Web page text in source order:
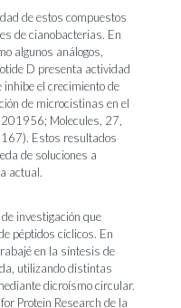
de estos compuestos
de cianobacterias. En
algunos análogos,
D presenta actividad
el crecimiento de
de microcistinas en el
Molecules, 27,
Estos resultados
de soluciones a
actual.
investigación que
péptidos cíclicos. En
en la síntesis de
utilizando distintas
dicroísmo circular.
Protein Research de la